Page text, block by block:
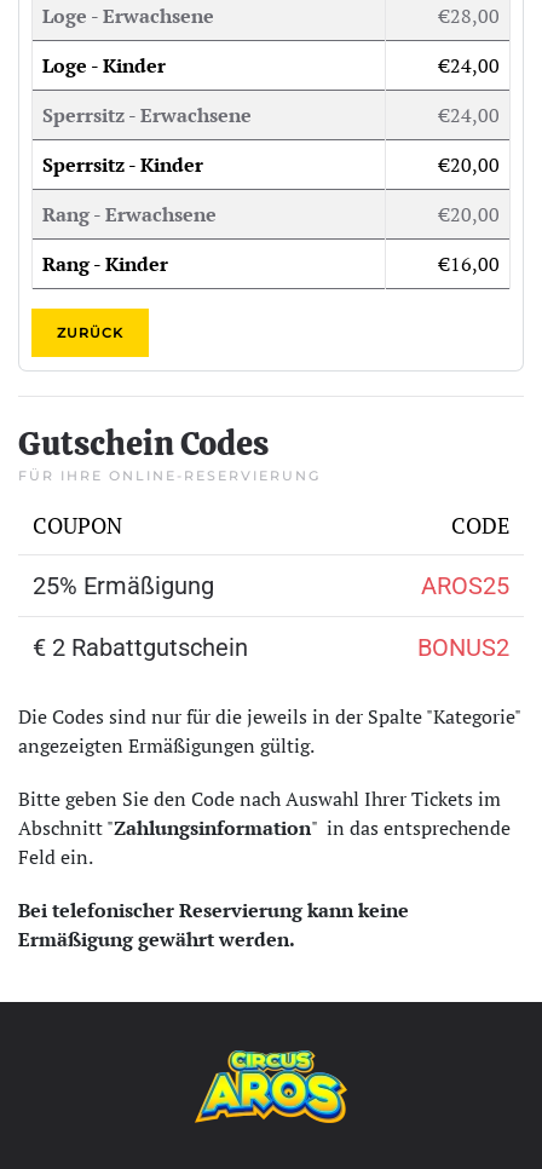
Loge - Erwachsene
€28,00
Loge - Kinder
€24,00
Sperrsitz - Erwachsene
€24,00
Sperrsitz - Kinder
€20,00
Rang - Erwachsene
€20,00
Rang - Kinder
€16,00
ZURÜCK
Gutschein Codes
FÜR IHRE ONLINE-RESERVIERUNG
COUPON CODE
25% Ermäßigung AROS25
€ 2 Rabattgutschein BONUS2
Die Codes sind nur für die jeweils in der Spalte "Kategorie"
angezeigten Ermäßigungen gültig.
Bitte geben Sie den Code nach Auswahl Ihrer Tickets im
Abschnitt "Zahlungsinformation" in das entsprechende
Feld ein.
Bei telefonischer Reservierung kann keine
Ermäßigung gewährt werden.